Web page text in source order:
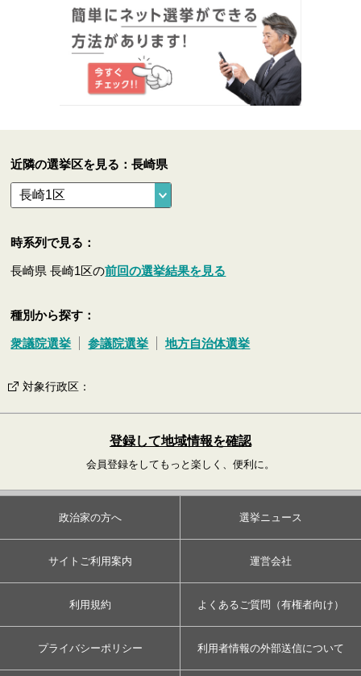
近隣の選挙区を見る：長崎県
時系列で見る：
長崎県 長崎1区の前回の選挙結果を見る
種別から探す：
衆議院選挙 参議院選挙 地方自治体選挙
対象行政区 ：
登録して地域情報を確認
会員登録をしてもっと楽しく、便利に。
政治家の方へ 選挙ニュース
サイトご利用案内 運営会社
利用規約 よくあるご質問（有権者向け）
プライバシーポリシー 利用者情報の外部送信について